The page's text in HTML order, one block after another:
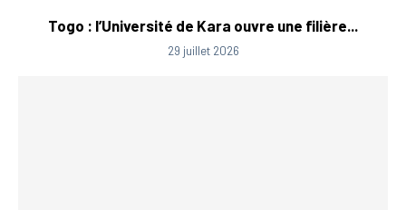
Togo : l’Université de Kara ouvre une filière...
29 juillet 2026